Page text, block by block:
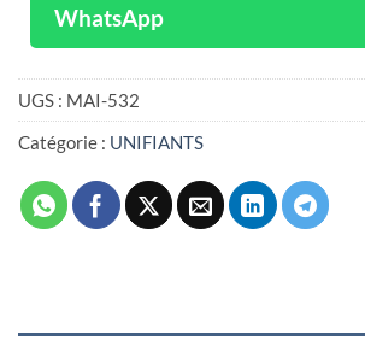
WhatsApp
UGS : MAI-532
Catégorie : UNIFIANTS